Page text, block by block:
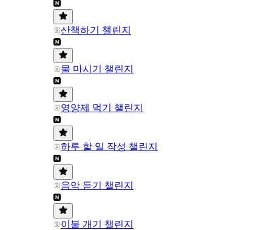
산책하기 챌린지
물 마시기 챌린지
영양제 먹기 챌린지
하루 할 일 작성 챌린지
음악 듣기 챌린지
이불 개기 챌린지